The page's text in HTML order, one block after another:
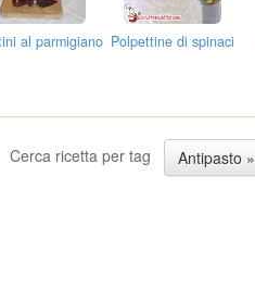
al parmigiano Polpettine di spinaci
Cerca ricetta per tag Antipasto »